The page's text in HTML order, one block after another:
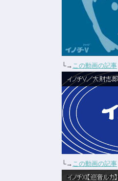
└→ この動画の記事
└→ この動画の記事